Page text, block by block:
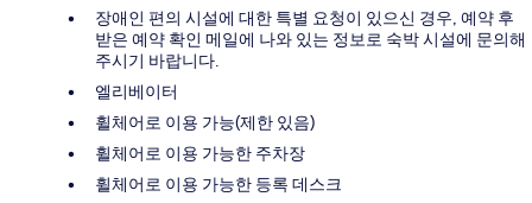
장애인 편의 시설에 대한 특별 요청이 있으신 경우, 예약 후
받은 예약 확인 메일에 나와 있는 정보로 숙박 시설에 문의해
주시기 바랍니다.
엘리베이터
휠체어로 이용 가능(제한 있음)
휠체어로 이용 가능한 주차장
휠체어로 이용 가능한 등록 데스크